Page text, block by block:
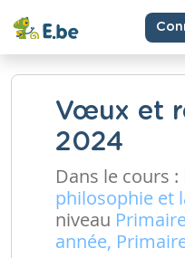
Vœux et
2024
Dans le cours :
philosophie et
niveau
année,